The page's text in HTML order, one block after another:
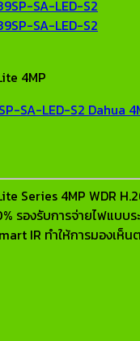
4MP
SA-LED-S2 Dahua
Series 4MP WDR
รองรับการจ่ายไฟแบบร
IR ทำให้การมองเห็